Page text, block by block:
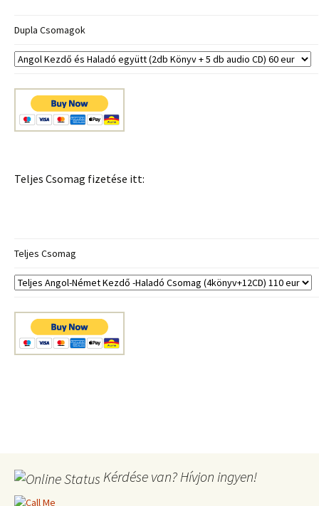
Dupla Csomagok
Teljes Csomag fizetése itt:
Teljes Csomag
Kérdése van? Hívjon ingyen!